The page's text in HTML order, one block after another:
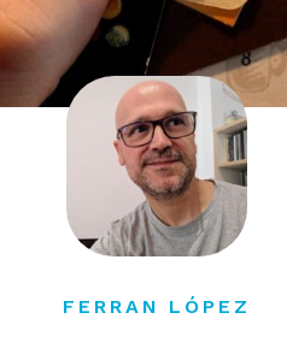
FERRAN LÓPEZ